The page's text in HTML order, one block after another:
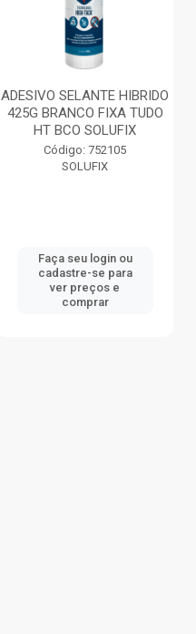
ADESIVO SELANTE HIBRIDO
425G BRANCO FIXA TUDO
HT BCO SOLUFIX
Código: 752105
SOLUFIX
Faça seu login ou
cadastre-se para
ver preços e
comprar